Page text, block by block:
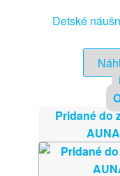
Detské
Pridané do